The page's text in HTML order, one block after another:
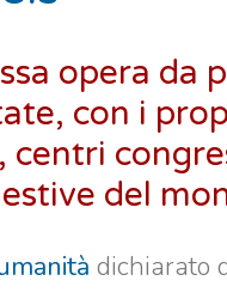
opera da
con i
del
dichiarato